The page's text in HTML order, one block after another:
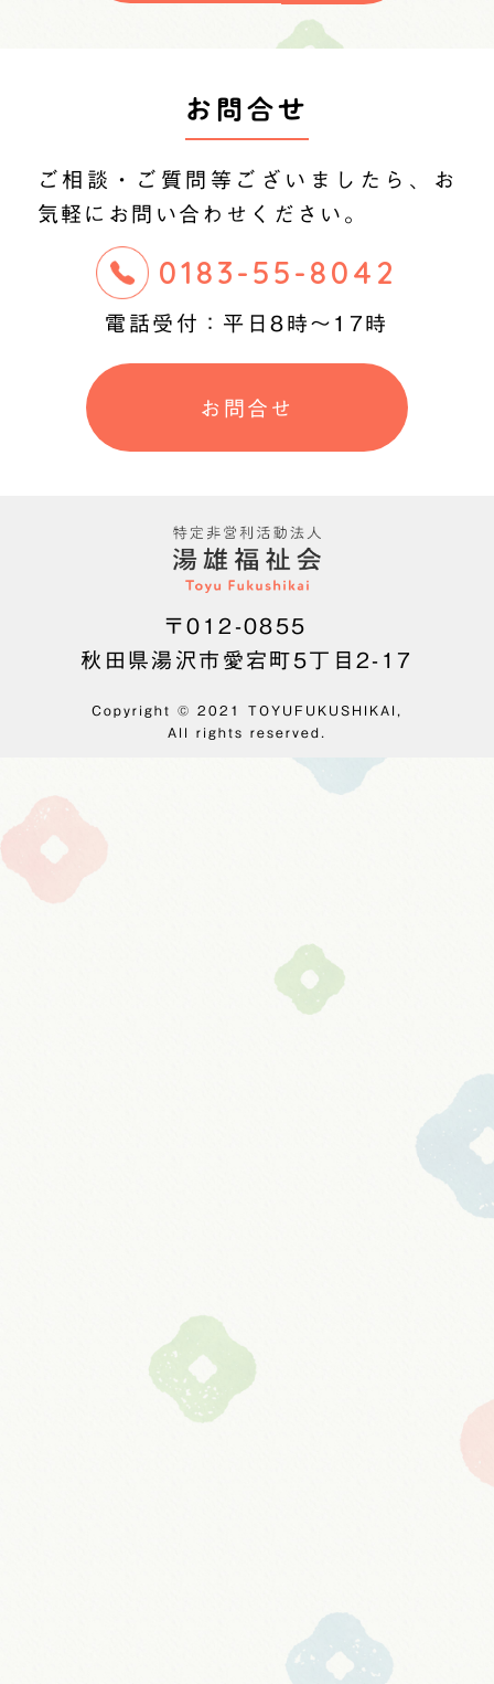
お問合せ
ご相談・ご質問等ございましたら、
お
気軽にお問い合わせください。
0183-55-8042
電話受付：平日8時〜17時
お問合せ
〒012-0855
秋田県湯沢市愛宕町5丁目2-17
Copyright © 2021 TOYUFUKUSHIKAI,
All rights reserved.